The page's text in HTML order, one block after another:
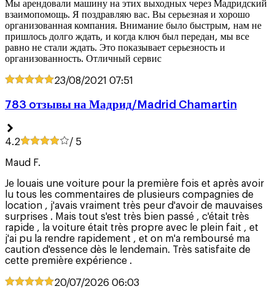
Мы арендовали машину на этих выходных через Мадридский
взаимопомощь. Я поздравляю вас. Вы серьезная и хорошо
организованная компания. Внимание было быстрым, нам не
пришлось долго ждать, и когда ключ был передан, мы все
равно не стали ждать. Это показывает серьезность и
организованность. Отличный сервис
23/08/2021 07:51
783 oтзывы на Мадрид/Madrid Chamartin
4.2 / 5
Maud F.
Je louais une voiture pour la première fois et après avoir
lu tous les commentaires de plusieurs compagnies de
location , j'avais vraiment très peur d'avoir de mauvaises
surprises . Mais tout s'est très bien passé , c'était très
rapide , la voiture était très propre avec le plein fait , et
j'ai pu la rendre rapidement , et on m'a remboursé ma
caution d'essence dès le lendemain. Très satisfaite de
cette première expérience .
20/07/2026 06:03